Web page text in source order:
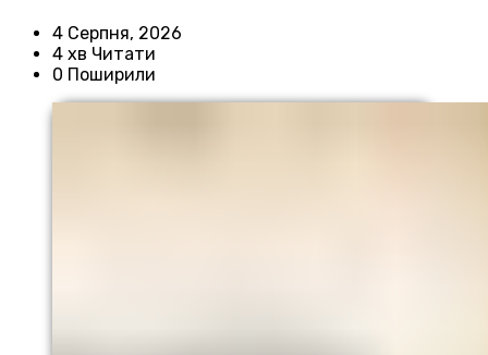
4 Серпня, 2026
4 хв Читати
0 Поширили